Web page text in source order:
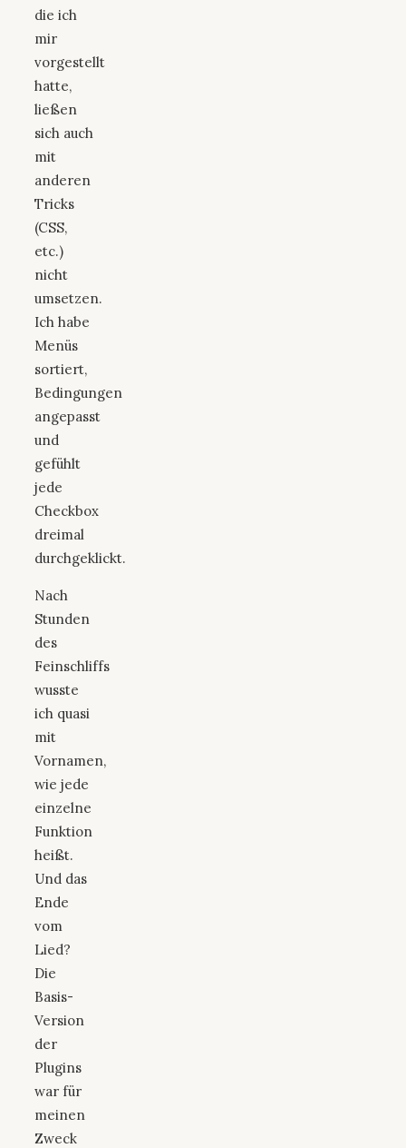
die ich
mir
vorgestellt
hatte,
ließen
sich auch
mit
anderen
Tricks
(CSS,
etc.)
nicht
umsetzen.
Ich habe
Menüs
sortiert,
Bedingungen
angepasst
und
gefühlt
jede
Checkbox
dreimal
durchgeklickt.
Nach
Stunden
des
Feinschliffs
wusste
ich quasi
mit
Vornamen,
wie jede
einzelne
Funktion
heißt.
Und das
Ende
vom
Lied?
Die
Basis-
Version
der
Plugins
war für
meinen
Zweck